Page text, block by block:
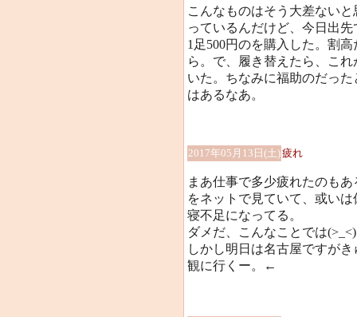
こんなものはそう大差ない
っているんだけど、今日出
1足500円のを購入した。割
ら。で、履き替えたら、こ
いた。ちなみに福助のだっ
はあるなあ。
2017年05月13日(土)疲れ
まあ仕事で多少疲れたのも
をネットで見ていて、或い
寝不足になってる。
ダメだ、こんなことでは(>_<)
しかし明日は名古屋ですが
観に行くー。←